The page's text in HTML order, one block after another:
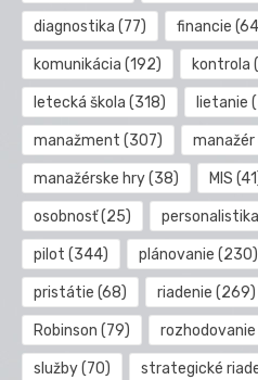
diagnostika (77) financie
komunikácia (192) kontrola
letecká škola (318) lietanie
manažment (307) manažér
manažérske hry(38) MIS
osobnosť(25) personalistika
pilot (344) plánovanie (230)
pristátie (68) riadenie (269)
Robinson (79) rozhodovanie
služby(70) strategické